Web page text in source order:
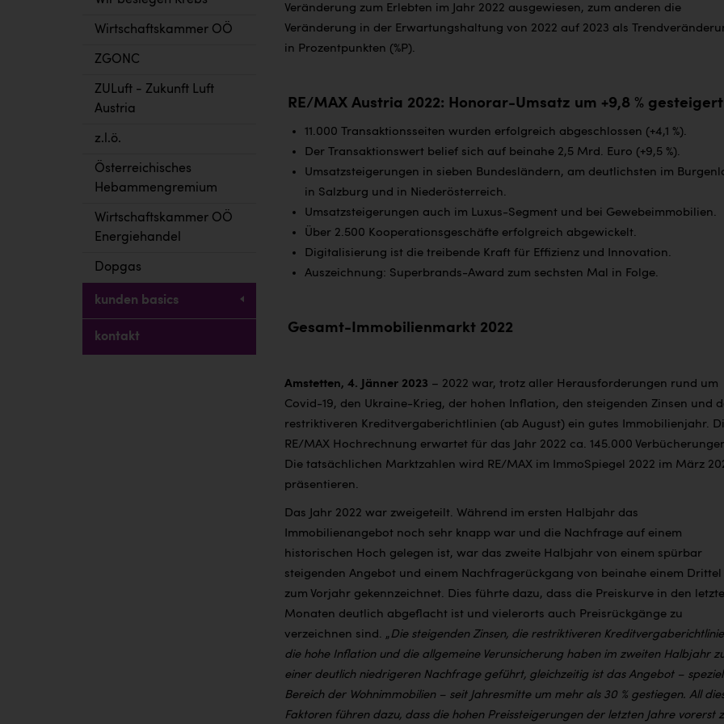
Wirtschaftskammer OÖ
ZGONC
ZULuft - Zukunft Luft
Austria
z.l.ö.
Österreichisches
Hebammengremium
Wirtschaftskammer OÖ
Energiehandel
Dopgas
kunden basics
kontakt
Veränderung zum Erlebten im Jahr 2022 ausgewiesen, zum anderen die
Veränderung in der Erwartungshaltung von 2022 auf 2023 als
in Prozentpunkten (%P).
RE/MAX Austria 2022: Honorar-Umsatz um +9,8 % gesteigert
11.000 Transaktionsseiten wurden erfolgreich abgeschlossen (+4,1 %).
Der Transaktionswert belief sich auf beinahe 2,5 Mrd. Euro (+9,5 %).
Umsatzsteigerungen in sieben Bundesländern, am deutlichsten im
in Salzburg und in Niederösterreich.
Umsatzsteigerungen auch im Luxus-Segment und bei Gewebeimmobilien.
Über 2.500 Kooperationsgeschäfte erfolgreich abgewickelt.
Digitalisierung ist die treibende Kraft für Effizienz und Innovation.
Auszeichnung: Superbrands-Award zum sechsten Mal in Folge.
Gesamt-Immobilienmarkt 2022
Amstetten, 4. Jänner 2023 – 2022 war, trotz aller Herausforderungen rund um
Covid-19, den Ukraine-Krieg, der hohen Inflation, den steigenden Zinsen und
restriktiveren Kreditvergaberichtlinien (ab August) ein gutes Immobilienjahr.
RE/MAX Hochrechnung erwartet für das Jahr 2022 ca. 145.000
Die tatsächlichen Marktzahlen wird RE/MAX im ImmoSpiegel 2022 im März
präsentieren.
Das Jahr 2022 war zweigeteilt. Während im ersten Halbjahr das
Immobilienangebot noch sehr knapp war und die Nachfrage auf einem
historischen Hoch gelegen ist, war das zweite Halbjahr von einem spürbar
steigenden Angebot und einem Nachfragerückgang von beinahe einem Drittel
zum Vorjahr gekennzeichnet. Dies führte dazu, dass die Preiskurve in den
Monaten deutlich abgeflacht ist und vielerorts auch Preisrückgänge zu
verzeichnen sind. „Die steigenden Zinsen, die restriktiveren
die hohe Inflation und die allgemeine Verunsicherung haben im zweiten Halbjahr
einer deutlich niedrigeren Nachfrage geführt, gleichzeitig ist das Angebot –
Bereich der Wohnimmobilien – seit Jahresmitte um mehr als 30 % gestiegen. All
Faktoren führen dazu, dass die hohen Preissteigerungen der letzten Jahre vorerst